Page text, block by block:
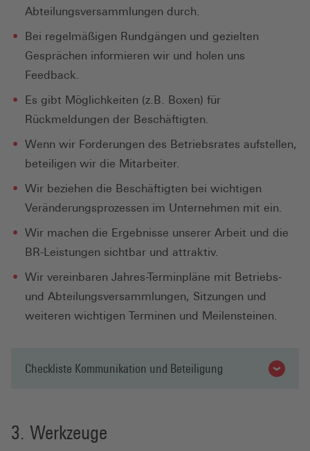
Abteilungsversammlungen durch.
Bei regelmäßigen Rundgängen und gezielten
Gesprächen informieren wir und holen uns
Feedback.
Es gibt Möglichkeiten (z.B. Boxen) für
Rückmeldungen der Beschäftigten.
Wenn wir Forderungen des Betriebsrates aufstellen,
beteiligen wir die Mitarbeiter.
Wir beziehen die Beschäftigten bei wichtigen
Veränderungsprozessen im Unternehmen mit ein.
Wir machen die Ergebnisse unserer Arbeit und die
BR-Leistungen sichtbar und attraktiv.
Wir vereinbaren Jahres-Terminpläne mit Betriebs-
und Abteilungsversammlungen, Sitzungen und
weiteren wichtigen Terminen und Meilensteinen.
Checkliste Kommunikation und Beteiligung
Werkzeuge